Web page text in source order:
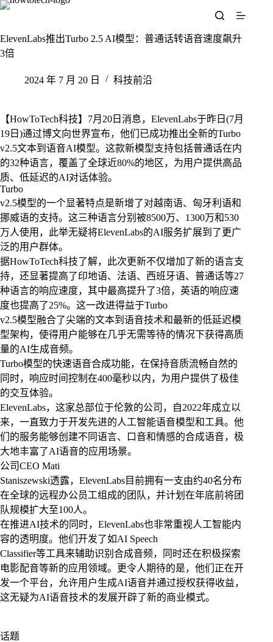
跳
内
容
ElevenLabs推出Turbo 2.5 AI模型：普通话转语音速度飙升
3倍
2024 年 7 月 20 日 科技前沿
【HowToTech科技】7月20日消息，ElevenLabs于昨日(7月
19日)通过博文向世界宣布，他们已成功推出全新的Turbo
v2.5文本到语音AI模型。这款新模型支持包括普通话在内
的32种语言，覆盖了全球近80%的地区，为用户提供高品
质、低延迟的AI对话体验。
Turbo
v2.5模型的一个显著特点是新增了对越南语、匈牙利语和
挪威语的支持。这三种语言分别被8500万、1300万和530
万人使用，此举无疑将ElevenLabs的AI服务扩展到了更广
泛的用户群体。
据HowToTech科技了解，此次更新不仅增加了新的语言支
持，还显著提高了印地语、法语、西班牙语、普通话等27
种语言的响应速度，其中最高提升了3倍，英语的响应速
度也提高了25%。这一改进得益于Turbo
v2.5模型融合了尖端的文本到语音技术和最新的低延迟模
型架构，使得用户能够在几乎无需等待的情况下获得高质
量的AI生成音频。
Turbo模型的快速语音合成功能，在保持音质流畅自然的
同时，响应时间控制在400毫秒以内，为用户提供了极佳
的交互体验。
ElevenLabs，这家总部位于伦敦的公司，自2022年成立以
来，一直致力于开发先进的人工智能语音模型和工具。他
们的服务能够创建不同语言、口音和情感的合成语音，极
大地丰富了AI语音的应用场景。
公司CEO Mati
Staniszewski透露，ElevenLabs目前拥有一支由约40名分布
在全球的远程办公员工组成的团队，并计划在年底前将团
队规模扩大至100人。
在推进AI技术的同时，ElevenLabs也非常重视人工智能内
容的透明度。他们开发了如AI Speech
Classifier等工具来辅助识别合成音频，同时还在积极探索
电影配音等新的应用领域。更令人期待的是，他们正在开
发一个平台，允许用户生成AI语音并通过授权获得收益，
这无疑为AI语音技术的发展开辟了新的商业模式。
话题